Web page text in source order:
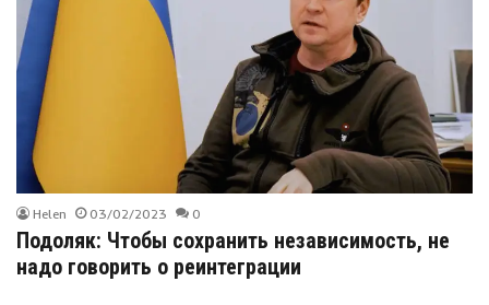
Helen 03/02/2023 0
Подоляк: Чтобы сохранить независимость, не
надо говорить о реинтеграции